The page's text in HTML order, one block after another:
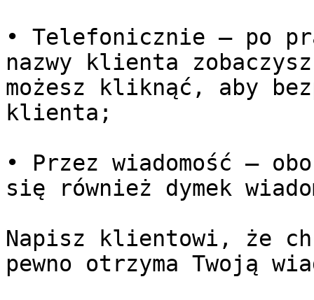
• Telefonicznie – po
nazwy klienta
możesz kliknąć, aby
klienta;
• Przez wiadomość –
się również dymek
Napisz klientowi, że
pewno otrzyma Twoją